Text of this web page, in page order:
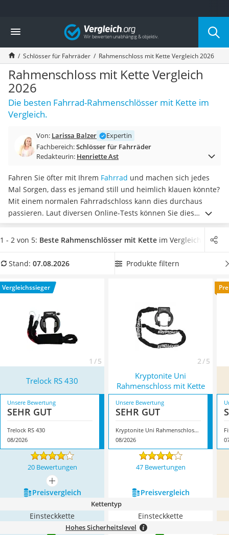
Die beliebtesten Vergleiche nach Kategorie
Freizeit & Sport
Gartentrampolin
Trampolin
Metalldetektor
Eufab-Fahrradträger
Trampolin 366 cm
Fahrradschloss
Aluminium-Koffer
Air Bike
E-Bike-Dreirad
Trekkingschuhe Herren
Reisetasche mit Rollen
Klimmzugstation
Koffer
Nachtsichtgerät
Faltschloss
Vibrationsplatte
Sicherheitsweste Reiten
Service
Vergleich
Schlösser für Fahrräder Rahmenschloss mit Kette Vergleich 2026
Rahmenschloss mit Kette Vergleich
2026
Die besten Fahrrad-Rahmenschlösser mit Kette im
Vergleich.
Von: Larissa Balzer
Expertin
Fachbereich:Schlösser für Fahrräder
Redakteurin: Henriette Ast
Fahren Sie öfter mit Ihrem Fahrrad und machen sich jedes
Mal Sorgen, dass es jemand still und heimlich klauen könnte?
Mit einem normalen Fahrradschloss kann dies durchaus
passieren. Laut diversen Online-Tests können Sie dies
verhindern. Mit einem Rahmenschloss mit Kette ist Ihr
Fahrrad deutlich besser geschützt. Das Rahmenschloss wird
nicht durchschneiden.
Wählen Sie jetzt aus unserer
hohes Sicherheitslevel besitzt
besonders vor Diebstahl schützt. Überzeugt hat uns hier im
Trelock RS 430
seinen Eigenschaften.
1 - 2 von 5: Beste Rahmenschlösser mit Kette im Vergleich
Stand: 07.08.2026 Produkte filtern
Vergleichssieger
1 / 5 2 / 5
Trelock RS 430
Kryptonite Uni
Rahmenschloss mit Kette
Unsere Bewertung
SEHR GUT
Trelock RS 430
08/2026
Unsere Bewertung
SEHR GUT
Kryptonite Uni Rahmenschloss mit Kette
08/2026
20 Bewertungen 47 Bewertungen
mehr anzeigen
Preis­vergleich
Preis­vergleich
Kettentyp
Einsteckkette Einsteckkette
Hohes Sicherheitslevel